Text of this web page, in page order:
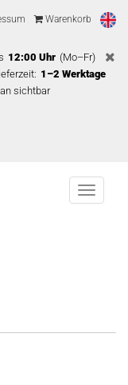
Warenkorb
12:00 Uhr (Mo–Fr)
1–2 Werktage
sichtbar
Menu